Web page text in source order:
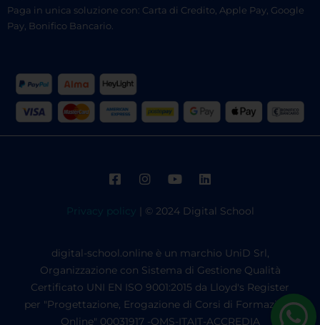
Paga in unica soluzione con: Carta di Credito, Apple Pay, Google
Pay, Bonifico Bancario.
Privacy policy | © 2024 Digital School
digital-school.online è un marchio UniD Srl,
Organizzazione con Sistema di Gestione Qualità
Certificato UNI EN ISO 9001:2015 da Lloyd's Register
per "Progettazione, Erogazione di Corsi di Formazione
Online" 00031917 -QMS-ITAIT-ACCREDIA